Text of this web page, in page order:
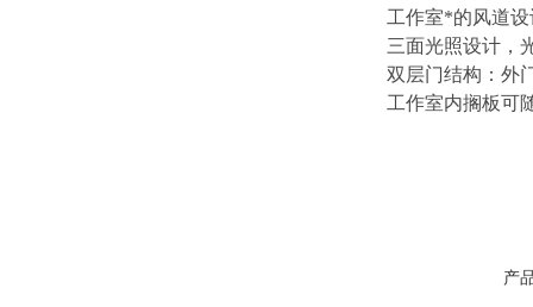
工作室*的风道
三面光照设计，
双层门结构：外
工作室内搁板可
产